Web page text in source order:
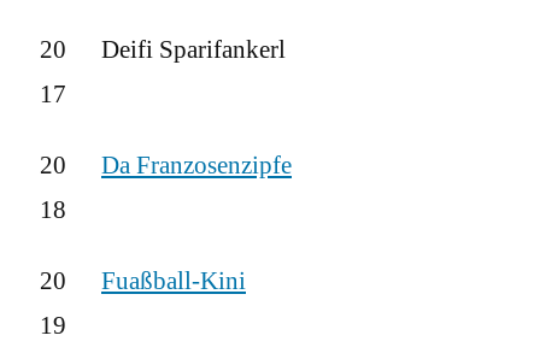
20
17
Deifi Sparifankerl
20
18
Da Franzosenzipfe
20
19
Fuaßball-Kini